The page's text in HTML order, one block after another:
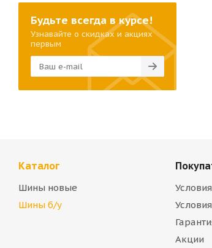
Будьте всегда в курсе!
Узнавайте о скидках и акциях
первым
Каталог
Шины новые
Шины б/у
Акции